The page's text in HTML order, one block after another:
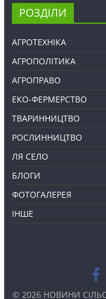
РОЗДІЛИ
АГРОТЕХНІКА
АГРОПОЛІТИКА
АГРОПРАВО
ЕКО-ФЕРМЕРСТВО
ТВАРИННИЦТВО
РОСЛИННИЦТВО
ЛЯ СЕЛО
БЛОГИ
ФОТОГАЛЕРЕЯ
ІНШЕ
© 2026 НОВИНИ